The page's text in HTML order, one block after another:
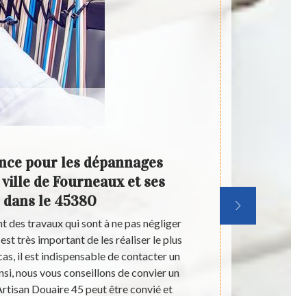
pour les dépannages
de Fourneaux et ses
le 45380
des travaux qui sont à ne pas négliger
très important de les réaliser le plus
il est indispensable de contacter un
nous vous conseillons de convier un
Douaire 45 peut être convié et
Les